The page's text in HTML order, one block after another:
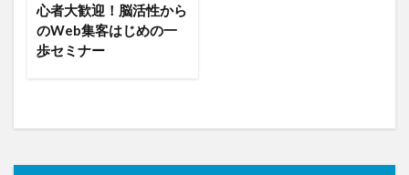
心者大歓迎！脳活性から
のWeb集客はじめの一
歩セミナー